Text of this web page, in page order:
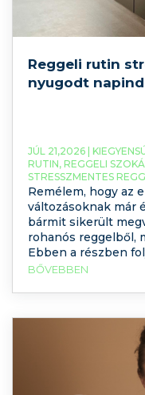
Reggeli rutin
nyugodt
JÚL 21,2026 |
RUTIN, REGGELI
STRESSZMENTES
TUDATOS REGGELI
Remélem, hogy az
változásoknak már
bármit sikerült
rohanós reggelből,
Ebben a részben
stresszállóvá tételét
BŐVEBBEN